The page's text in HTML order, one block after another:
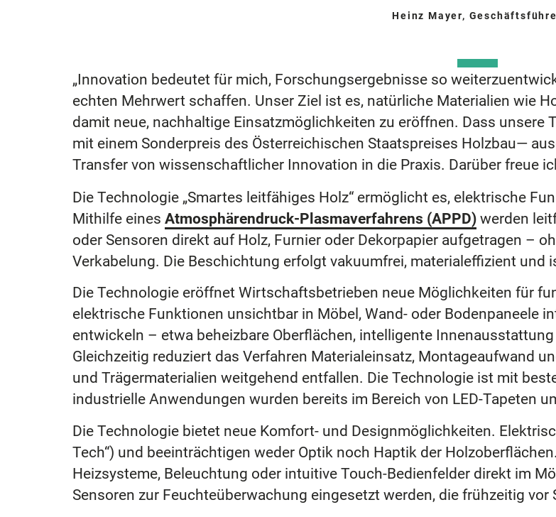
Heinz Mayer,
„Innovation bedeutet für mich, Forschungsergebnisse so
echten Mehrwert schaffen. Unser Ziel ist es, natürliche Materialien wie
damit neue, nachhaltige Einsatzmöglichkeiten zu eröffnen. Dass
mit einem Sonderpreis des Österreichischen Staatspreises Holzbau—
Transfer von wissenschaftlicher Innovation in die Praxis. Darüber freue
Die Technologie „Smartes leitfähiges Holz“ ermöglicht es, elektrische
Mithilfe eines Atmosphärendruck-Plasmaverfahrens (APPD) werden
oder Sensoren direkt auf Holz, Furnier oder Dekorpapier aufgetragen –
Verkabelung. Die Beschichtung erfolgt vakuumfrei, materialeffizient
Die Technologie eröffnet Wirtschaftsbetrieben neue Möglichkeiten für
elektrische Funktionen unsichtbar in Möbel, Wand- oder Bodenpaneele
entwickeln – etwa beheizbare Oberflächen, intelligente
Gleichzeitig reduziert das Verfahren Materialeinsatz, Montageaufwand
und Trägermaterialien weitgehend entfallen. Die Technologie ist mit
industrielle Anwendungen wurden bereits im Bereich von LED-Tapeten
Die Technologie bietet neue Komfort- und Designmöglichkeiten.
Tech“) und beeinträchtigen weder Optik noch Haptik der
Heizsysteme, Beleuchtung oder intuitive Touch-Bedienfelder direkt im
Sensoren zur Feuchteüberwachung eingesetzt werden, die frühzeitig